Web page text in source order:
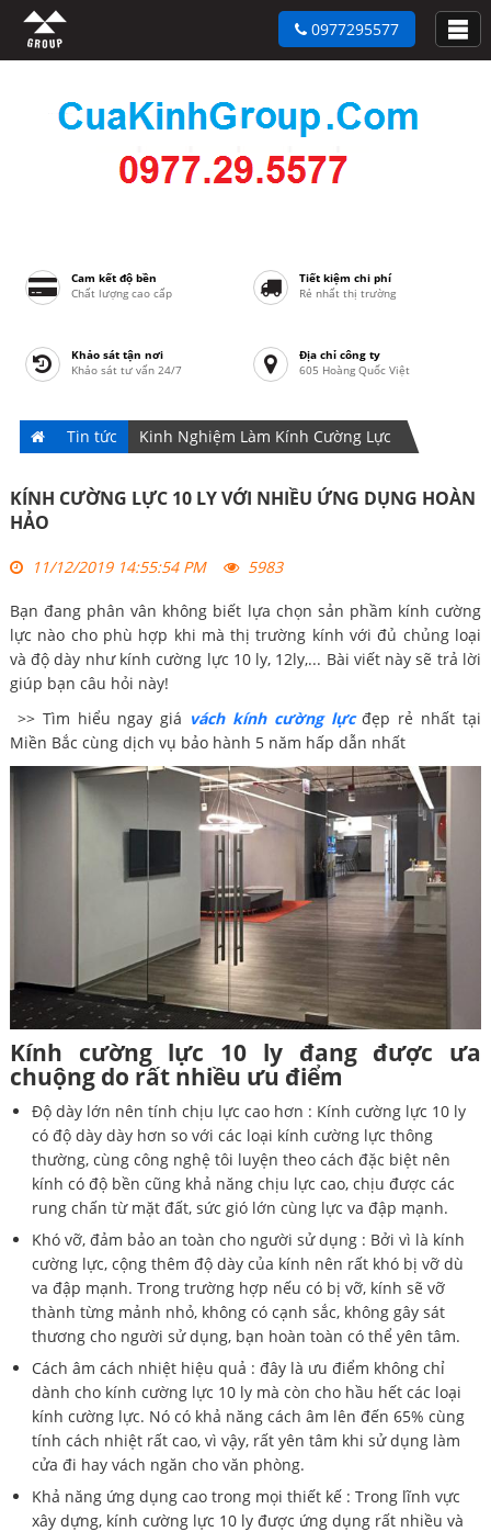
Cam kết độ bền
Chất lượng cao cấp
Tiết kiệm chi phí
Rẻ nhất thị trường
Khảo sát tận nơi
Khảo sát tư vấn 24/7
Địa chỉ công ty
605 Hoàng Quốc Việt
0977295577
Tin tức Kinh Nghiệm Làm Kính Cường Lực
KÍNH CƯỜNG LỰC 10 LY VỚI NHIỀU ỨNG DỤNG HOÀN
HẢO
11/12/2019 14:55:54 PM 5983
Bạn đang phân vân không biết lựa chọn sản phầm kính cường
lực nào cho phù hợp khi mà thị trường kính với đủ chủng loại
và độ dày như kính cường lực 10 ly, 12ly,... Bài viết này sẽ trả lời
giúp bạn câu hỏi này!
>> Tìm hiểu ngay giá vách kính cường lựcđẹp rẻ nhất tại
Miền Bắc cùng dịch vụ bảo hành 5 năm hấp dẫn nhất
Kính cường lực 10 ly đang được ưa
chuộng do rất nhiều ưu điểm
Độ dày lớn nên tính chịu lực cao hơn : Kính cường lực 10 ly
có độ dày dày hơn so với các loại kính cường lực thông
thường, cùng công nghệ tôi luyện theo cách đặc biệt nên
kính có độ bền cũng khả năng chịu lực cao, chịu được các
rung chấn từ mặt đất, sức gió lớn cùng lực va đập mạnh.
Khó vỡ, đảm bảo an toàn cho người sử dụng : Bởi vì là kính
cường lực, cộng thêm độ dày của kính nên rất khó bị vỡ dù
va đập mạnh. Trong trường hợp nếu có bị vỡ, kính sẽ vỡ
thành từng mảnh nhỏ, không có cạnh sắc, không gây sát
thương cho người sử dụng, bạn hoàn toàn có thể yên tâm.
Cách âm cách nhiệt hiệu quả : đây là ưu điểm không chỉ
dành cho kính cường lực 10 ly mà còn cho hầu hết các loại
kính cường lực. Nó có khả năng cách âm lên đến 65% cùng
tính cách nhiệt rất cao, vì vậy, rất yên tâm khi sử dụng làm
cửa đi hay vách ngăn cho văn phòng.
Khả năng ứng dụng cao trong mọi thiết kế : Trong lĩnh vực
xây dựng, kính cường lực 10 ly được ứng dụng rất nhiều và